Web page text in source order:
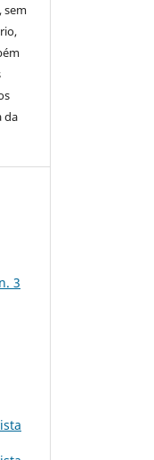
sem
da
3